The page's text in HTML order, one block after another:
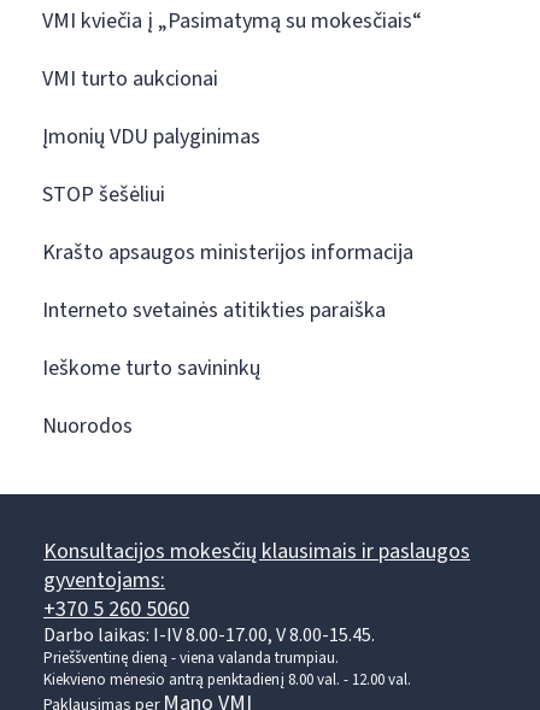
VMI kviečia į „Pasimatymą su mokesčiais“
VMI turto aukcionai
Įmonių VDU palyginimas
STOP šešėliui
Krašto apsaugos ministerijos informacija
Interneto svetainės atitikties paraiška
Ieškome turto savininkų
Nuorodos
Konsultacijos mokesčių klausimais ir paslaugos
gyventojams:
+370 5 260 5060
Darbo laikas: I-IV 8.00-17.00, V 8.00-15.45.
Prieššventinę dieną - viena valanda trumpiau.
Kiekvieno mėnesio antrą penktadienį 8.00 val. - 12.00 val.
Paklausimas per Mano VMI